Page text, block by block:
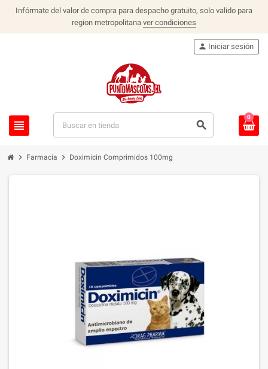
Infórmate del valor de compra para despacho gratuito, solo valido para
region metropolitana ver condiciones
view_headline search
person Iniciar sesión
0
chevron_right Farmacia chevron_right Doximicin Comprimidos 100mg